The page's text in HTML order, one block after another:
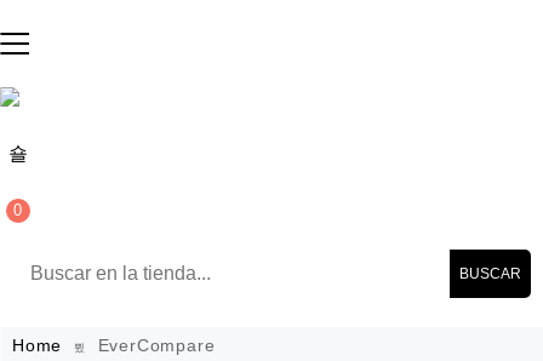
0
BUSCAR
Home EverCompare